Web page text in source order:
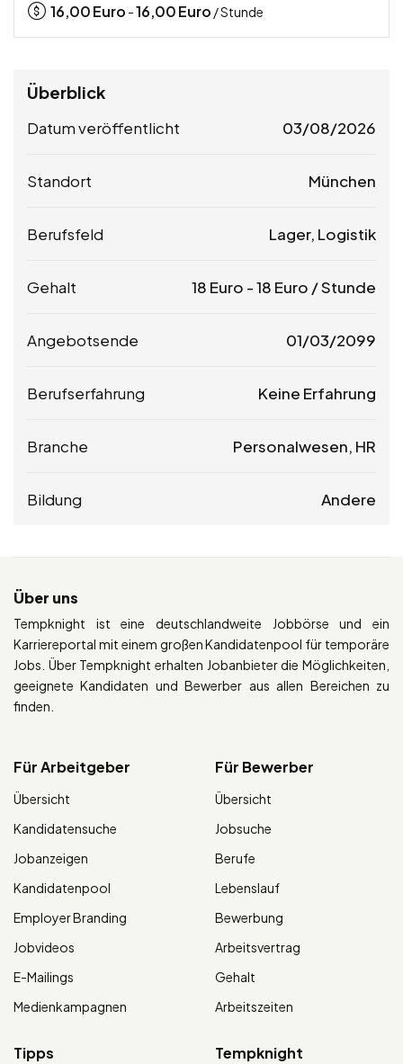
16,00Euro -16,00Euro / Stunde
Überblick
Datum veröffentlicht 03/08/2026
Standort München
Berufsfeld Lager, Logistik
Gehalt 18 Euro -18 Euro / Stunde
Angebotsende 01/03/2099
Berufserfahrung Keine Erfahrung
Branche Personalwesen, HR
Bildung Andere
Über uns
Tempknight ist eine deutschlandweite Jobbörse und ein
Karriereportal mit einem großen Kandidatenpool für temporäre
Jobs. Über Tempknight erhalten Jobanbieter die Möglichkeiten,
geeignete Kandidaten und Bewerber aus allen Bereichen zu
finden.
Für Arbeitgeber
Übersicht
Kandidatensuche
Jobanzeigen
Kandidatenpool
Employer Branding
Jobvideos
E-Mailings
Medienkampagnen
Für Bewerber
Übersicht
Jobsuche
Berufe
Lebenslauf
Bewerbung
Arbeitsvertrag
Gehalt
Arbeitszeiten
Tipps Tempknight